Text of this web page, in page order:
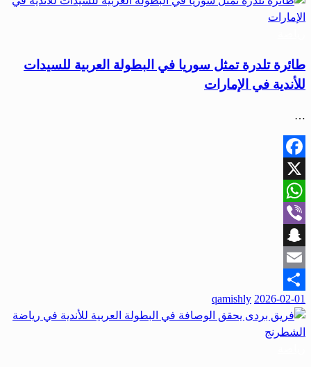
طائرة تلدرة تمثل سوريا في البطولة العربية للسيدات
للأندية في الإمارات
…
Facebook
X
WhatsApp
Viber
Snapchat
Email
Share
2026-02-01
qamishly